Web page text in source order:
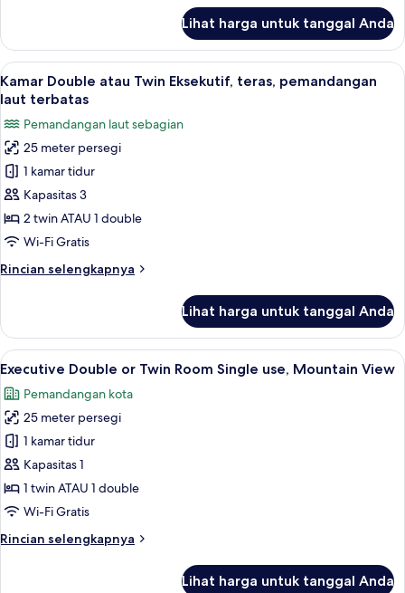
Suite
Junior,
teras,
pemandangan
terbatas
Lihat harga untuk tanggal Anda
Lihat
semua
untuk
Kamar
Double
atau
Twin
Eksekutif,
pemandangan
Seprai antialergi, selimut bulu angsa,
8
Kamar Double atau Twin Eksekutif, teras, pemandangan
laut terbatas
Pemandangan laut sebagian
25 meter persegi
1 kamar tidur
Kapasitas 3
2 twin ATAU 1 double
Wi-Fi Gratis
Rincian selengkapnya
Rincian
Kamar
Double
atau
Eksekutif,
teras,
pemandangan
laut
terbatas
Lihat harga untuk tanggal Anda
Lihat
semua
foto
untuk
Executive
Double
or
Twin
Single
Seprai antialergi, selimut bulu angsa,
6
Executive Double or Twin Room Single use, Mountain View
Pemandangan kota
25 meter persegi
1 kamar tidur
Kapasitas 1
1 twin ATAU 1 double
Wi-Fi Gratis
Rincian selengkapnya
Rincian
Lihat harga untuk tanggal Anda